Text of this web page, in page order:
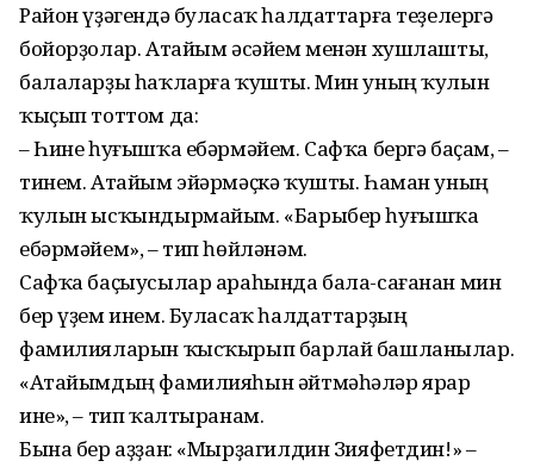
Район үҙәгендә буласаҡ һалдаттарға теҙелергә
бойорҙолар. Атайым әсәйем менән хушлашты,
балаларҙы һаҡлар­ға ҡушты. Мин уның ҡулын
ҡыҫып тоттом да:
– Һине һуғышҡа ебәрмәйем. Сафҡа бергә баҫам, –
тинем. Атайым эйәрмәҫкә ҡушты. Һаман уның
ҡулын ысҡындырмайым. «Барыбер һуғышҡа
ебәрмәйем», – тип һөйләнәм.
Сафҡа баҫыусылар араһында бала-сағанан мин
бер үҙем инем. Буласаҡ һалдаттарҙың
фамилияларын ҡысҡырып барлай башланылар.
«Атайымдың фамилияһын әйтмәһәләр ярар
ине», – тип ҡалтыранам.
Бына бер аҙҙан: «Мырҙагилдин Зияфетдин!» –